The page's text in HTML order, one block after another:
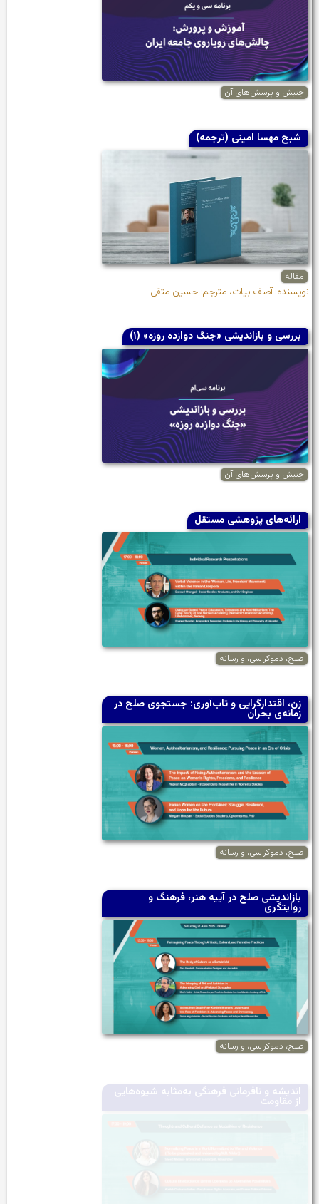
جنبش و پرسش‌های آن
شبح مهسا امینی (ترجمه)
مقاله
نویسنده: آصف بیات، مترجم: حسین متقی
بررسی و بازاندیشی «جنگ دوازده روزه» (۱)
جنبش و پرسش‌های آن
ارائه‌‌های پژوهشی مستقل
صلح، دموکراسی، و رسانه
زن، اقتدارگرایی و تاب‌آوری: جستجوی صلح در
زمانه‌ی بحران
صلح، دموکراسی، و رسانه
بازاندیشی صلح در آییه هنر، فرهنگ و
روایتگری
صلح، دموکراسی، و رسانه
اندیشه و نافرمانی فرهنگی به‌مثابه‌ شیوه‌هایی
از مقاومت